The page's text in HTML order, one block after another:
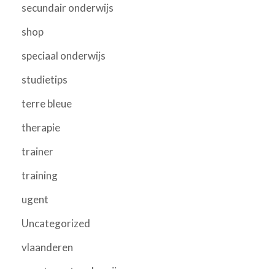
secundair onderwijs
shop
speciaal onderwijs
studietips
terre bleue
therapie
trainer
training
ugent
Uncategorized
vlaanderen